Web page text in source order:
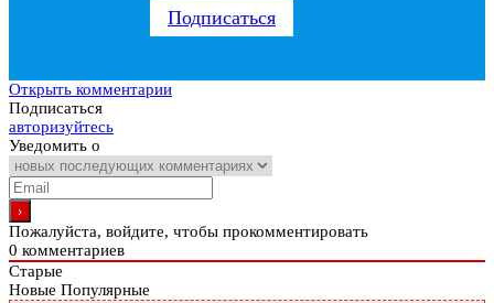
Подписаться
Открыть комментарии
Подписаться
авторизуйтесь
Уведомить о
Пожалуйста, войдите, чтобы прокомментировать
0 комментариев
Старые
Новые Популярные